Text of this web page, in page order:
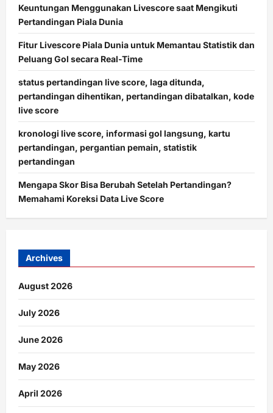
Keuntungan Menggunakan Livescore saat Mengikuti
Pertandingan Piala Dunia
Fitur Livescore Piala Dunia untuk Memantau Statistik dan
Peluang Gol secara Real-Time
status pertandingan live score, laga ditunda,
pertandingan dihentikan, pertandingan dibatalkan, kode
live score
kronologi live score, informasi gol langsung, kartu
pertandingan, pergantian pemain, statistik
pertandingan
Mengapa Skor Bisa Berubah Setelah Pertandingan?
Memahami Koreksi Data Live Score
Archives
August 2026
July 2026
June 2026
May 2026
April 2026